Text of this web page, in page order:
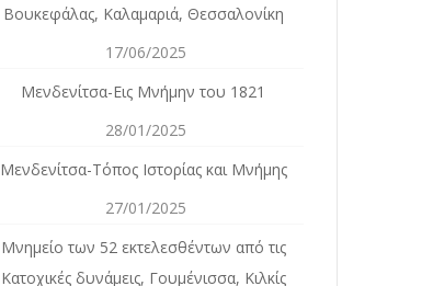
Βουκεφάλας, Καλαμαριά, Θεσσαλονίκη
17/06/2025
Μενδενίτσα-Εις Μνήμην του 1821
28/01/2025
Μενδενίτσα-Τόπος Ιστορίας και Μνήμης
27/01/2025
Mνημείο των 52 εκτελεσθέντων από τις
Κατοχικές δυνάμεις, Γουμένισσα, Κιλκίς